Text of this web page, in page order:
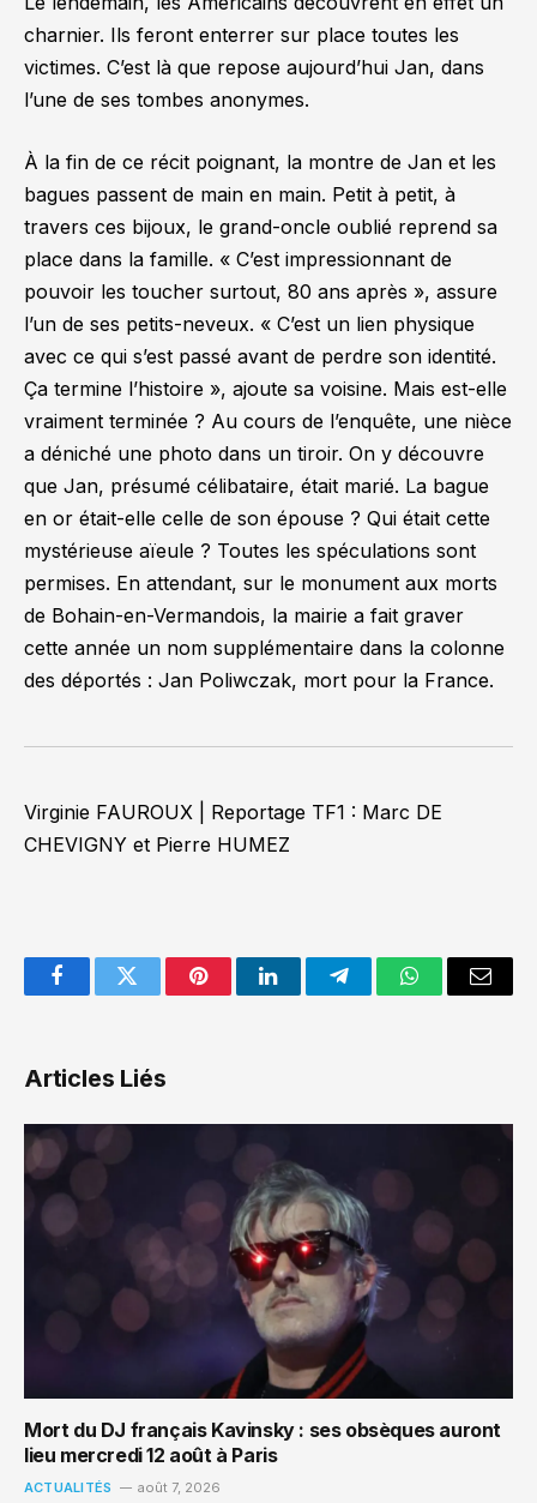
charnier. Ils feront enterrer sur place toutes les
victimes. C’est là que repose aujourd’hui Jan, dans
l’une de ses tombes anonymes.
À la fin de ce récit poignant, la montre de Jan et les
bagues passent de main en main. Petit à petit, à
travers ces bijoux, le grand-oncle oublié reprend sa
place dans la famille. « C’est impressionnant de
pouvoir les toucher surtout, 80 ans après », assure
l’un de ses petits-neveux. « C’est un lien physique
avec ce qui s’est passé avant de perdre son identité.
Ça termine l’histoire », ajoute sa voisine. Mais est-elle
vraiment terminée ? Au cours de l’enquête, une nièce
a déniché une photo dans un tiroir. On y découvre
que Jan, présumé célibataire, était marié. La bague
en or était-elle celle de son épouse ? Qui était cette
mystérieuse aïeule ? Toutes les spéculations sont
permises. En attendant, sur le monument aux morts
de Bohain-en-Vermandois, la mairie a fait graver
cette année un nom supplémentaire dans la colonne
des déportés : Jan Poliwczak, mort pour la France.
Virginie FAUROUX | Reportage TF1 : Marc DE
CHEVIGNY et Pierre HUMEZ
FacebookTwitter PinterestLinkedInTelegramWhatsAppEmail
Articles Liés
Mort du DJ français Kavinsky : ses obsèques auront
lieu mercredi 12 août à Paris
ACTUALITÉS août 7, 2026